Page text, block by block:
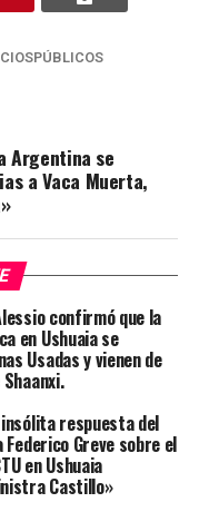
Argentina se
a Vaca Muerta,
confirmó que la
en Ushuaia se
Usadas y vienen de
respuesta del
Greve sobre el
en Ushuaia
Castillo»